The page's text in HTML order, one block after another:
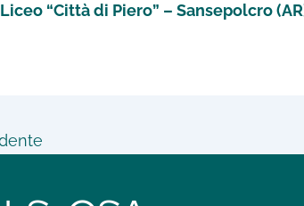
Liceo “Città di Piero” – Sansepolcro